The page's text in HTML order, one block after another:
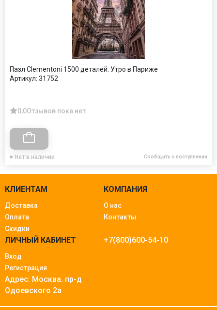
Пазл Clementoni 1500 деталей: Утро в Париже
Артикул: 31752
0,0Отзывов пока нет
Нет в наличии Сообщить о поступлении
КЛИЕНТАМ
Доставка
Оплата
Скидки
КОМПАНИЯ
О нас
Контакты
ЛИЧНЫЙ КАБИНЕТ
Вход
Регистрация
+7(800)600-54-10
Адрес: Москва. пр-д
Одоевского 2а